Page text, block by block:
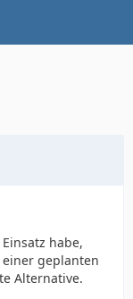
habe,
geplanten
Alternative.